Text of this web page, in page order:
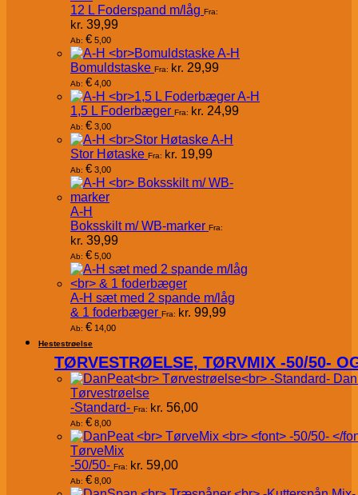
12 L Foderspand m/låg Fra:
kr. 39,99
Ab: € 5,00
A-H
Bomuldstaske Fra: kr. 29,99
Ab: € 4,00
A-H
1,5 L Foderbæger Fra: kr. 24,99
Ab: € 3,00
A-H
Stor Høtaske Fra: kr. 19,99
Ab: € 3,00
A-H
Boksskilt m/ WB-marker Fra:
kr. 39,99
Ab: € 5,00
A-H sæt med 2 spande m/låg
& 1 foderbæger Fra: kr. 99,99
Ab: € 14,00
Hestestrøelse
TØRVESTRØELSE, TØRVMIX -50/50-
Tørvestrøelse
-Standard- Fra: kr. 56,00
Ab: € 8,00
TørveMix
-50/50- Fra: kr. 59,00
Ab: € 8,00